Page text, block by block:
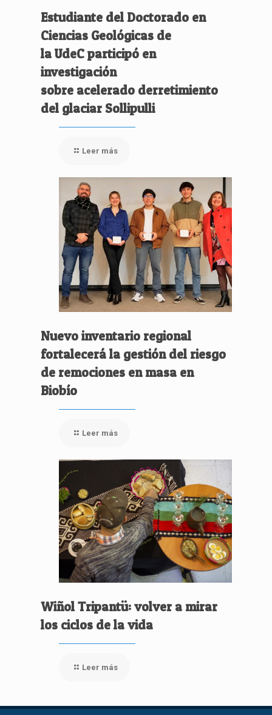
Estudiante del Doctorado en
Ciencias Geológicas de
la UdeC participó en
investigación
sobre acelerado derretimiento
del glaciar Sollipulli
Leer más
Nuevo inventario regional
fortalecerá la gestión del riesgo
de remociones en masa en
Biobío
Leer más
Wiñol Tripantü: volver a mirar
los ciclos de la vida
Leer más